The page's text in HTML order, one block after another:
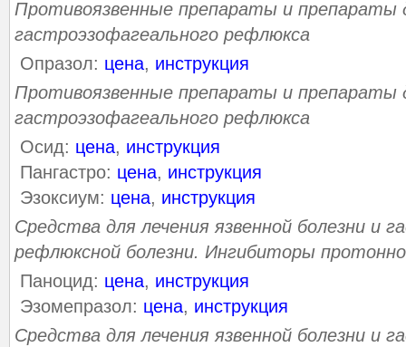
Противоязвенные препараты и препараты
гастроэзофагеального рефлюкса
Опразол: цена, инструкция
Противоязвенные препараты и препараты
гастроэзофагеального рефлюкса
Осид: цена, инструкция
Пангастро: цена, инструкция
Эзоксиум: цена, инструкция
Средства для лечения язвенной болезни и
рефлюксной болезни. Ингибиторы
Паноцид: цена, инструкция
Эзомепразол: цена, инструкция
Средства для лечения язвенной болезни и